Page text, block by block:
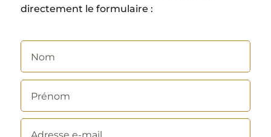
directement le formulaire :